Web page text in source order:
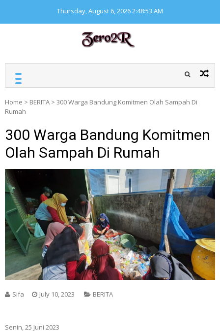
content
Thursday, August 6, 20262:48:53 AM
Home > BERITA > 300 Warga Bandung Komitmen Olah Sampah Di
Rumah
300 Warga Bandung Komitmen
Olah Sampah Di Rumah
Sifa July 10, 2023 BERITA
Senin, 25 Juni 2023